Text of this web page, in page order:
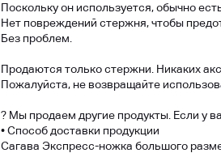
Поскольку он используется, обычно
Нет повреждений стержня, чтобы
Без проблем.
Продаются только стержни. Никаких
Пожалуйста, не возвращайте
? Мы продаем другие продукты. Если у
• Способ доставки продукции
Сагава Экспресс-ножка большого